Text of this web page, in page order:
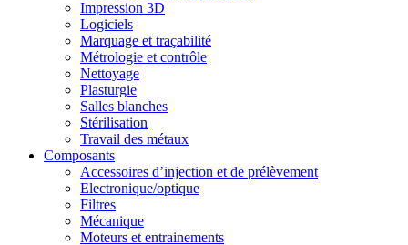
Impression 3D
Logiciels
Marquage et traçabilité
Métrologie et contrôle
Nettoyage
Plasturgie
Salles blanches
Stérilisation
Travail des métaux
Composants
Accessoires d’injection et de prélèvement
Electronique/optique
Filtres
Mécanique
Moteurs et entrainements